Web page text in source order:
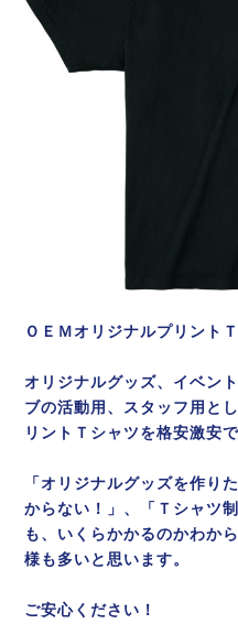
ＯＥＭオリジナルプリント
オリジナルグッズ、イベン
ブの活動用、スタッフ用と
リントＴシャツを格安激安
「オリジナルグッズを作り
からない！」、「Ｔシャツ
も、いくらかかるのかわか
様も多いと思います。
ご安心ください！